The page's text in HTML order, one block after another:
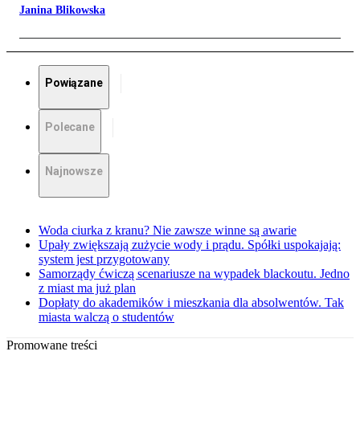
Janina Blikowska
Powiązane
Polecane
Najnowsze
Woda ciurka z kranu? Nie zawsze winne są awarie
Upały zwiększają zużycie wody i prądu. Spółki uspokajają:
system jest przygotowany
Samorządy ćwiczą scenariusze na wypadek blackoutu. Jedno
z miast ma już plan
Dopłaty do akademików i mieszkania dla absolwentów. Tak
miasta walczą o studentów
Promowane treści